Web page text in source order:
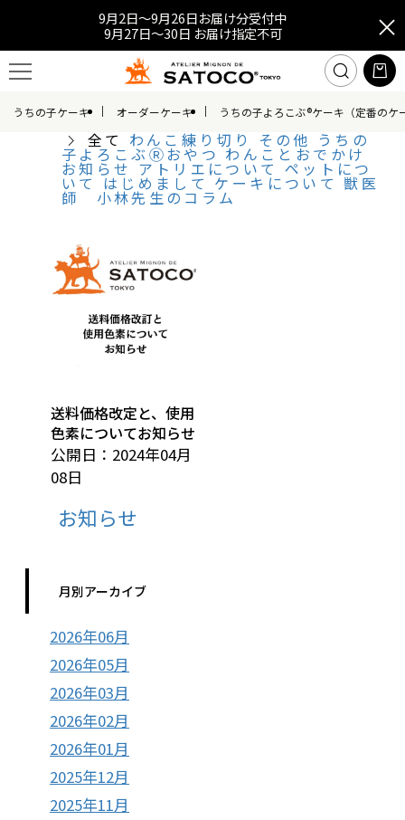
9月2日～9月26日お届け分受付中
9月27日～30日 お届け指定不可
うちの子ケーキ オーダーケーキ うちの子よろこぶ®ケーキ（定番のケ
全て わんこ練り切り その他 うちの
子よろこぶⓇおやつわんことおでかけ
お知らせアトリエについてペットにつ
いてはじめましてケーキについて獣医
師 小林先生のコラム
送料価格改定と、使用
色素についてお知らせ
公開日：2024年04月
08日
お知らせ
月別アーカイブ
2026年06月
2026年05月
2026年03月
2026年02月
2026年01月
2025年12月
2025年11月